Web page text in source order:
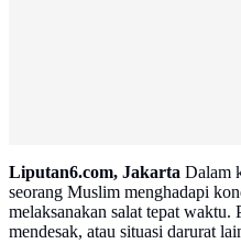
Liputan6.com, Jakarta Dalam
seorang Muslim menghadapi
melaksanakan salat tepat waktu.
mendesak, atau situasi darurat